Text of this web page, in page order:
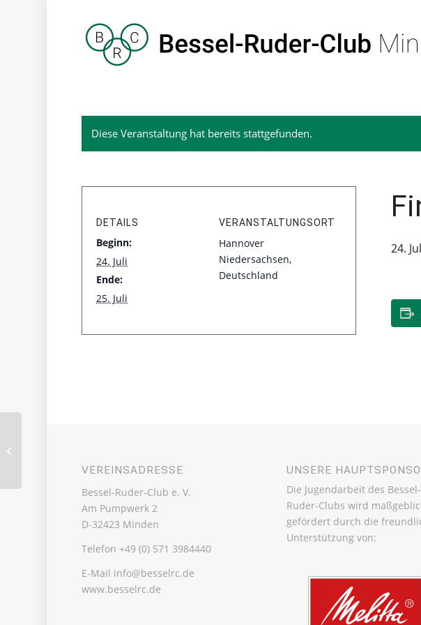
Diese Veranstaltung hat bereits stattgefunden.
24.
DETAILS
Beginn:
24. Juli
Ende:
25. Juli
VERANSTALTUNGSORT
Hannover
Niedersachsen,
Deutschland
VEREINSADRESSE
Bessel-Ruder-Club e. V.
Am Pumpwerk 2
D-32423 Minden
Telefon +49 (0) 571 3984440
E-Mail info@besselrc.de
www.besselrc.de
UNSERE
Die Jugendarbeit des Bessel-
Ruder-Clubs wird
gefördert durch die
Unterstützung von: